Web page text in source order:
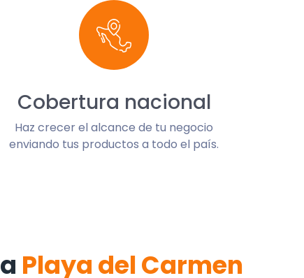
Cobertura nacional
Haz crecer el alcance de tu negocio
enviando tus productos a todo el país.
a Playa del Carmen